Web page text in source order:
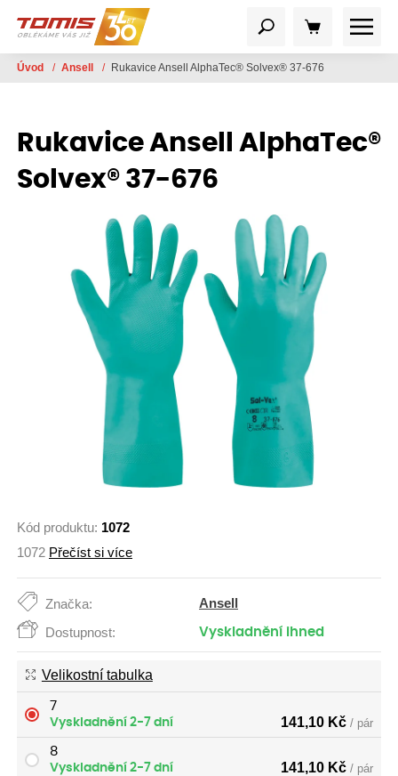
Úvod / Ansell / Rukavice Ansell AlphaTec® Solvex® 37-676
Rukavice Ansell AlphaTec®
Solvex® 37-676
Kód produktu: 1072
1072 Přečíst si více
Značka: Ansell
Dostupnost: Vyskladnění ihned
Velikostní tabulka
7
Vyskladnění 2-7 dní
141,10 Kč / pár
8
Vyskladnění 2-7 dní
141,10 Kč / pár